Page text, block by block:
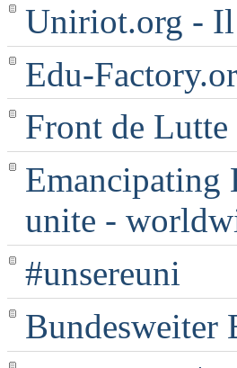
Uniriot.org -
Edu-
Front de
Emancipating
unite -
#unsereuni
Bundesweiter